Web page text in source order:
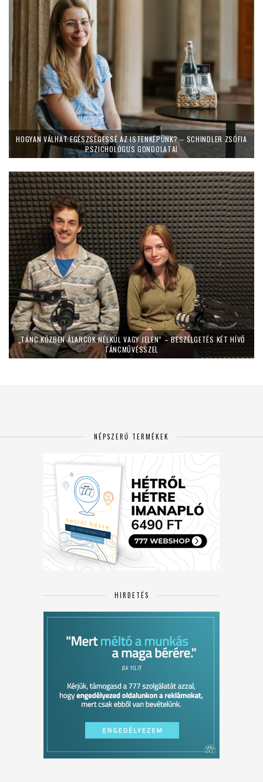
HOGYAN VÁLHAT EGÉSZSÉGESSÉ AZ ISTENKÉPÜNK? – SCHINDLER ZSÓFIA
PSZICHOLÓGUS GONDOLATAI
„TÁNC KÖZBEN ÁLARCOK NÉLKÜL VAGY JELEN” – BESZÉLGETÉS KÉT HÍVŐ
TÁNCMŰVÉSSZEL
NÉPSZERŰ TERMÉKEK
HIRDETÉS